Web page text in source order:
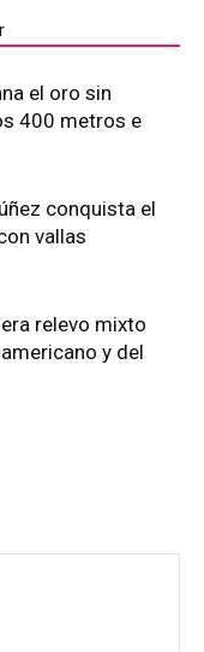
el oro sin
400 metros e
conquista el
vallas
relevo mixto
y del